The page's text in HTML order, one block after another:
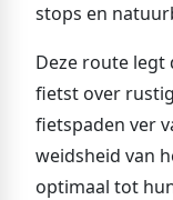
stops en
Deze route
fietst over
fietspaden ver
weidsheid van
optimaal tot